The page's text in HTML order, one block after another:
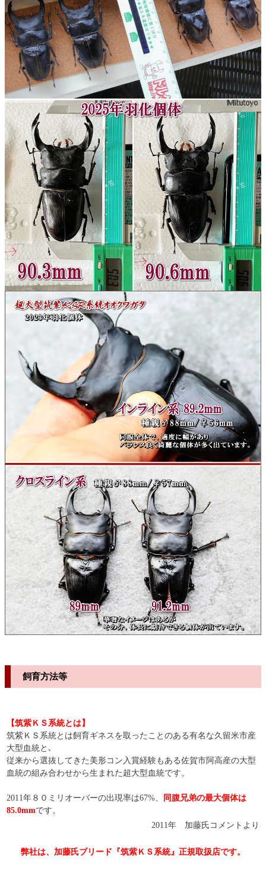
飼育方法等
【筑紫ＫＳ系統とは】
筑紫ＫＳ系統とは飼育ギネスを取ったことのある有名な久留米市産
大型血統と､
従来から選抜してきた美形コン入賞経験もある佐賀市阿高産の大型
血統の組み合わせから生まれた超大型血統です。
2011年８０ミリオーバーの出現率は67%、
同腹兄弟の最大個体は
85.0mmです。
2011年 加藤氏コメントより
弊社は、加藤氏ブリード『筑紫ＫＳ系統』正規取扱店です。